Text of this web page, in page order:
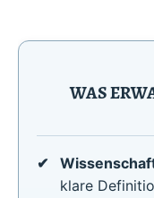
WAS
klare